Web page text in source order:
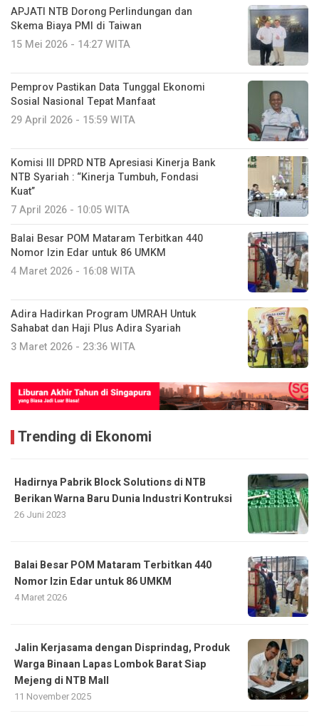
APJATI NTB Dorong Perlindungan dan
Skema Biaya PMI di Taiwan
15 Mei 2026 - 14:27 WITA
Pemprov Pastikan Data Tunggal Ekonomi
Sosial Nasional Tepat Manfaat
29 April 2026 - 15:59 WITA
Komisi III DPRD NTB Apresiasi Kinerja Bank
NTB Syariah : “Kinerja Tumbuh, Fondasi
Kuat”
7 April 2026 - 10:05 WITA
Balai Besar POM Mataram Terbitkan 440
Nomor Izin Edar untuk 86 UMKM
4 Maret 2026 - 16:08 WITA
Adira Hadirkan Program UMRAH Untuk
Sahabat dan Haji Plus Adira Syariah
3 Maret 2026 - 23:36 WITA
Trending di Ekonomi
Hadirnya Pabrik Block Solutions di NTB
Berikan Warna Baru Dunia Industri Kontruksi
26 Juni 2023
Balai Besar POM Mataram Terbitkan 440
Nomor Izin Edar untuk 86 UMKM
4 Maret 2026
Jalin Kerjasama dengan Disprindag, Produk
Warga Binaan Lapas Lombok Barat Siap
Mejeng di NTB Mall
11 November 2025